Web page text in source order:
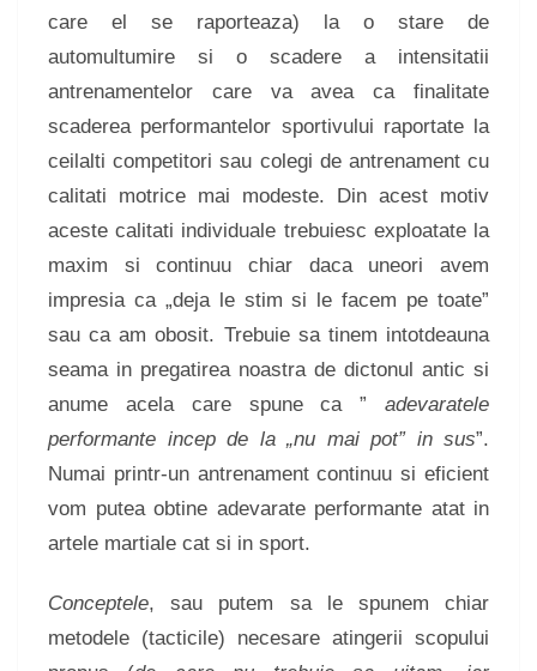
care el se raporteaza) la o stare de
automultumire si o scadere a intensitatii
antrenamentelor care va avea ca finalitate
scaderea performantelor sportivului raportate la
ceilalti competitori sau colegi de antrenament cu
calitati motrice mai modeste. Din acest motiv
aceste calitati individuale trebuiesc exploatate la
maxim si continuu chiar daca uneori avem
impresia ca „deja le stim si le facem pe toate”
sau ca am obosit. Trebuie sa tinem intotdeauna
seama in pregatirea noastra de dictonul antic si
anume acela care spune ca ” adevaratele
performante incep de la „nu mai pot” in sus”.
Numai printr-un antrenament continuu si eficient
vom putea obtine adevarate performante atat in
artele martiale cat si in sport.
Conceptele, sau putem sa le spunem chiar
metodele (tacticile) necesare atingerii scopului